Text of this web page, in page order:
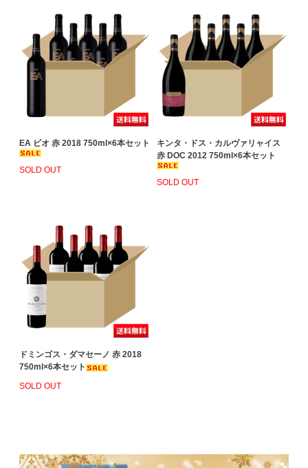
EA ビオ 赤 2018 750ml×6本セット
SOLD OUT
キンタ・ドス・カルヴァリャイス
赤 DOC 2012 750ml×6本セット
SOLD OUT
ドミンゴス・ダマセーノ 赤 2018
750ml×6本セット
SOLD OUT